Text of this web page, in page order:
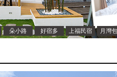
朵小路 好宿多 上福民宿 月灣